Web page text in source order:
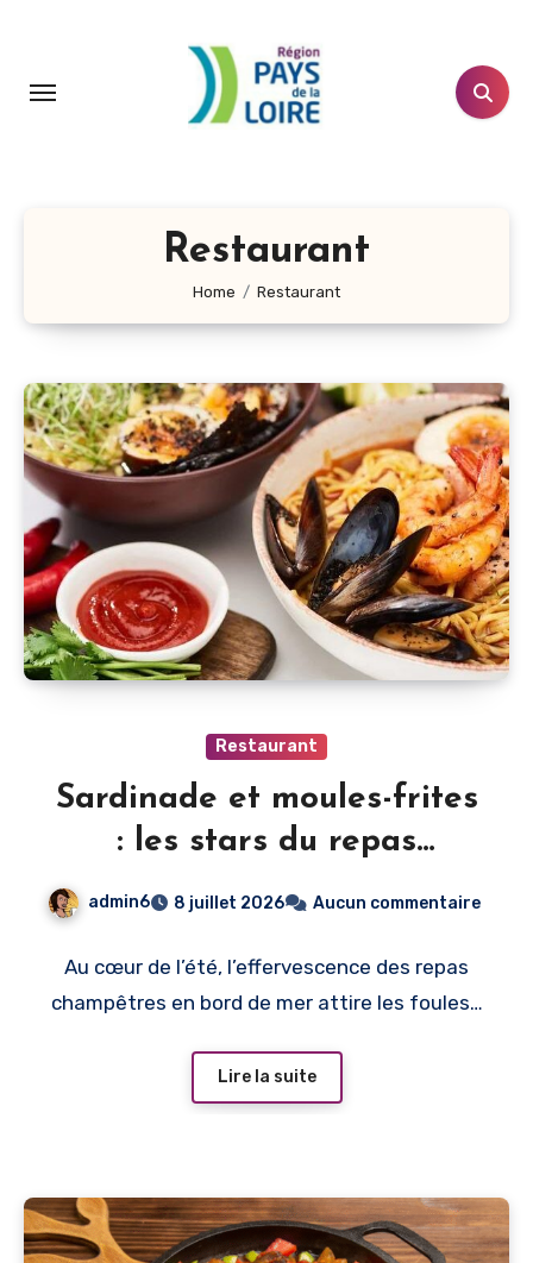
contenu
Restaurant
Home Restaurant
Restaurant
Sardinade et moules-frites
: les stars du repas
champêtre en bord de mer
admin6 8 juillet 2026 Aucun commentaire
Au cœur de l’été, l’effervescence des repas
champêtres en bord de mer attire les foules…
Lire la suite